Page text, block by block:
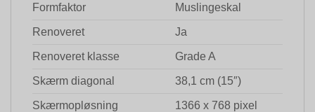
Formfaktor Muslingeskal
Renoveret Ja
Renoveret klasse Grade A
Skærm diagonal 38,1 cm (15″)
Skærmopløsning 1366 x 768 pixel